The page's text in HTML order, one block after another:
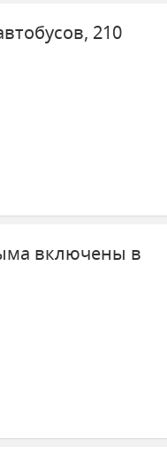
210
включены в